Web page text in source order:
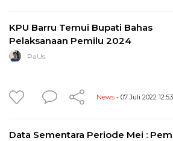
KPU Barru Temui Bupati Bahas
Pelaksanaan Pemilu 2024
PaUs
News - 07 Juli 2022 12:53
Data Sementara Periode Mei :